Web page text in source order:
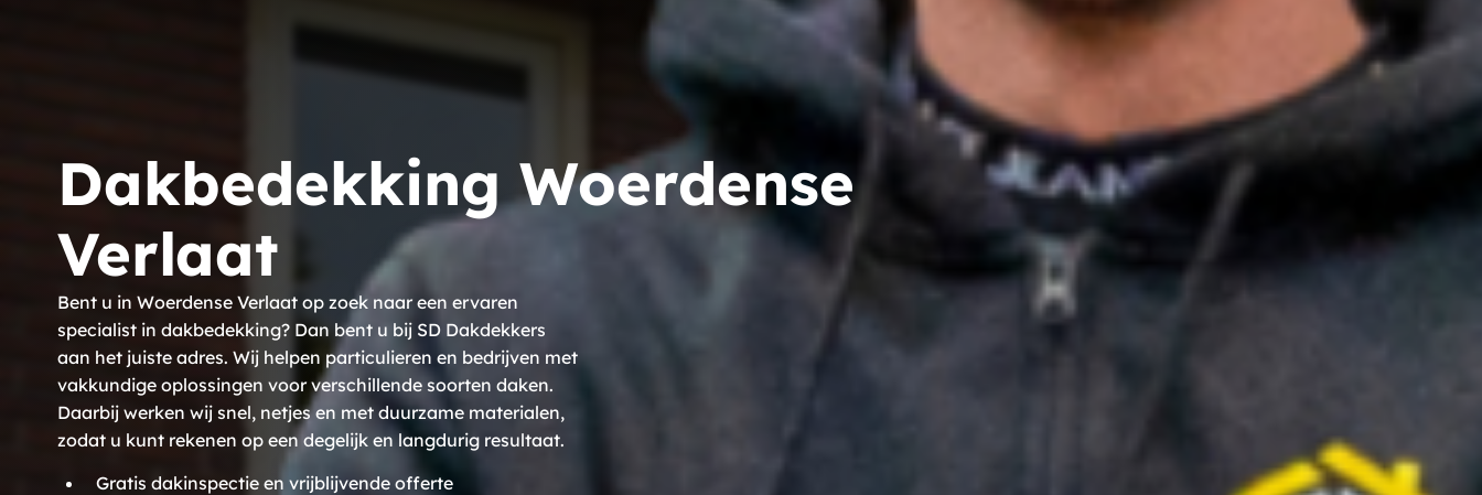
Dakbedekking Woerdense
Verlaat
Bent u in Woerdense Verlaat op zoek naar een ervaren
specialist in dakbedekking? Dan bent u bij SD Dakdekkers
aan het juiste adres. Wij helpen particulieren en bedrijven met
vakkundige oplossingen voor verschillende soorten daken.
Daarbij werken wij snel, netjes en met duurzame materialen,
zodat u kunt rekenen op een degelijk en langdurig resultaat.
Gratis dakinspectie en vrijblijvende offerte